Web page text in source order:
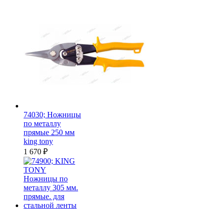
74030; Ножницы
по металлу
прямые 250 мм
king tony
1 670 ₽